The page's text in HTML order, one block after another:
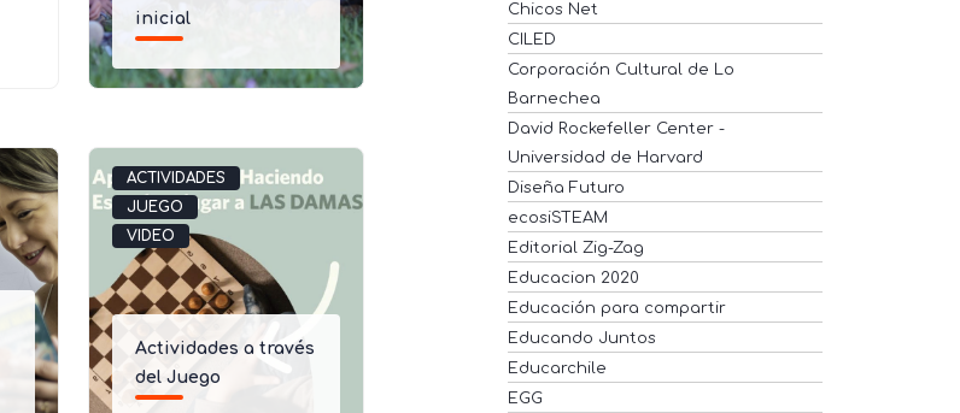
inicial
ACTIVIDADES
JUEGO
VIDEO
Actividades a través
del Juego
Chicos Net
CILED
Corporación Cultural de Lo
Barnechea
David Rockefeller Center -
Universidad de Harvard
Diseña Futuro
ecosiSTEAM
Editorial Zig-Zag
Educacion 2020
Educación para compartir
Educando Juntos
Educarchile
EGG